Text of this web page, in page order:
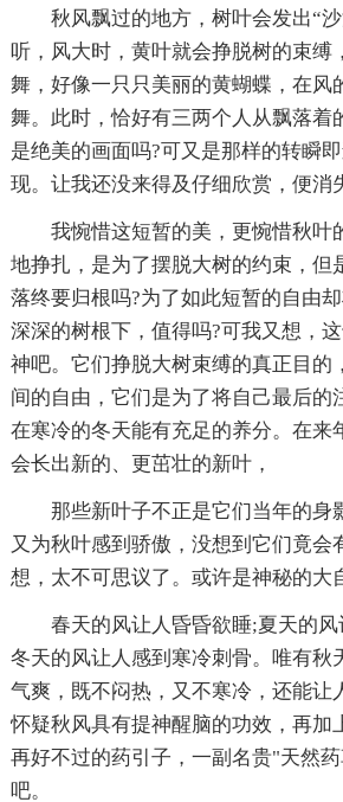
秋风飘过的地方，树叶会发出“
听，风大时，黄叶就会挣脱树的束缚
舞，好像一只只美丽的黄蝴蝶，在风
舞。此时，恰好有三两个人从飘落着
是绝美的画面吗?可又是那样的转瞬
现。让我还没来得及仔细欣赏，便消
我惋惜这短暂的美，更惋惜秋叶
地挣扎，是为了摆脱大树的约束，但
落终要归根吗?为了如此短暂的自由
深深的树根下，值得吗?可我又想，
神吧。它们挣脱大树束缚的真正目的
间的自由，它们是为了将自己最后的
在寒冷的冬天能有充足的养分。在来
会长出新的、更茁壮的新叶，
那些新叶子不正是它们当年的身
又为秋叶感到骄傲，没想到它们竟会
想，太不可思议了。或许是神秘的大
春天的风让人昏昏欲睡;夏天的
冬天的风让人感到寒冷刺骨。唯有秋
气爽，既不闷热，又不寒冷，还能让
怀疑秋风具有提神醒脑的功效，再加
再好不过的药引子，一副名贵"天然
吧。